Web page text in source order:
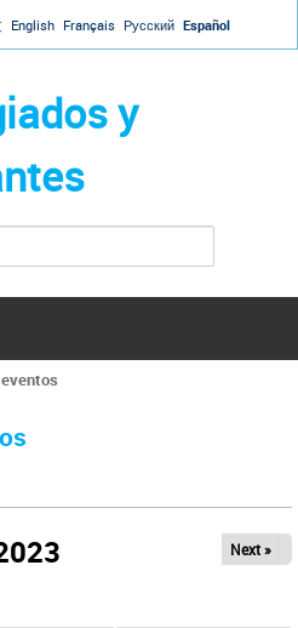
navigation
English Français Русский Español
y
Next »